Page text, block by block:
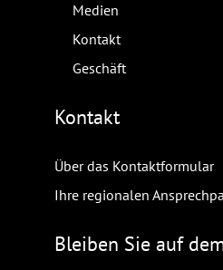
Medien
Kontakt
Geschäft
Kontakt
Über das Kontaktformular
Ihre regionalen
Bleiben Sie auf